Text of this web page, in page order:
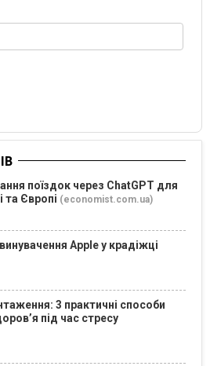
поїздок через ChatGPT для
та Європі (economist.com.ua)
Apple у крадіжці
3 практичні способи
під час стресу